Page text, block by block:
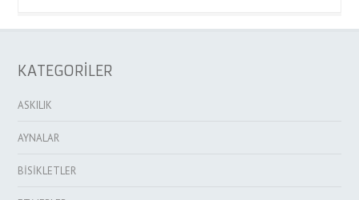
KATEGORİLER
ASKILIK
AYNALAR
BİSİKLETLER